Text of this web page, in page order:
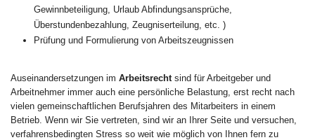
Gewinnbeteiligung, Urlaub Abfindungsansprüche,
Überstundenbezahlung, Zeugniserteilung, etc. )
Prüfung und Formulierung von Arbeitszeugnissen
Auseinandersetzungen im Arbeitsrecht sind für Arbeitgeber und
Arbeitnehmer immer auch eine persönliche Belastung, erst recht nach
vielen gemeinschaftlichen Berufsjahren des Mitarbeiters in einem
Betrieb. Wenn wir Sie vertreten, sind wir an Ihrer Seite und versuchen,
verfahrensbedingten Stress so weit wie möglich von Ihnen fern zu